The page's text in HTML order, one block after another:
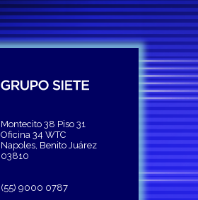
Montecito 38 Piso 31
Oficina 34 WTC
Napoles, Benito Juárez
03810
(55) 9000 0787